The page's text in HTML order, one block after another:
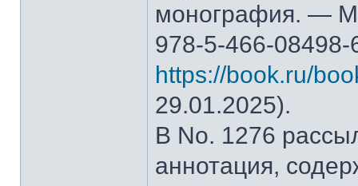
монография. —
978-5-466-
https://book.ru/
29.01.2025).
В No. 1276
аннотация,